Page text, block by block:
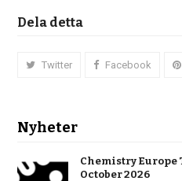
Dela detta
Twitter Facebook
Nyheter
Chemistry Europe
October 2026